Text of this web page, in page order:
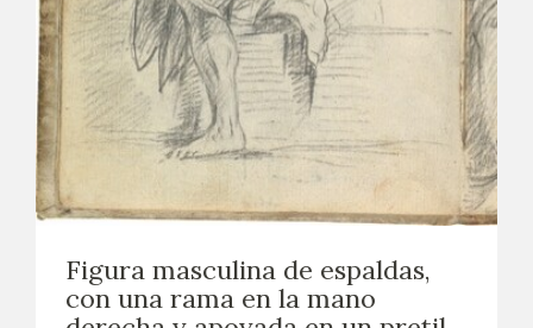
ACTIVIDADES
ACTUALIDAD
FRANCISCO DE GOYA
Figura masculina de espaldas,
con una rama en la mano